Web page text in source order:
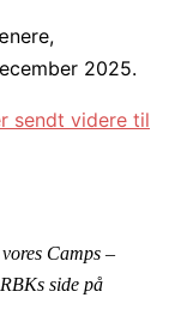
2025.
sendt videre til
Camps –
side på